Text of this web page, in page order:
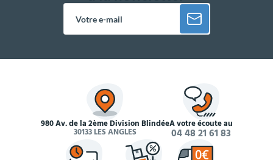
980 Av. de la 2ème Division Blindée
30133 LES ANGLES
À votre écoute au
04 48 21 61 83